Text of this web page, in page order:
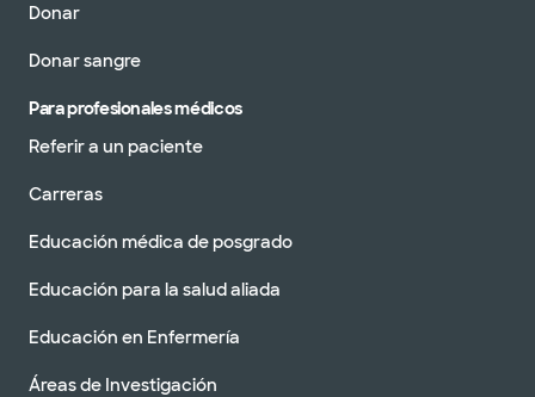
Donar
Donar sangre
Para profesionales médicos
Referir a un paciente
Carreras
Educación médica de posgrado
Educación para la salud aliada
Educación en Enfermería
Áreas de Investigación